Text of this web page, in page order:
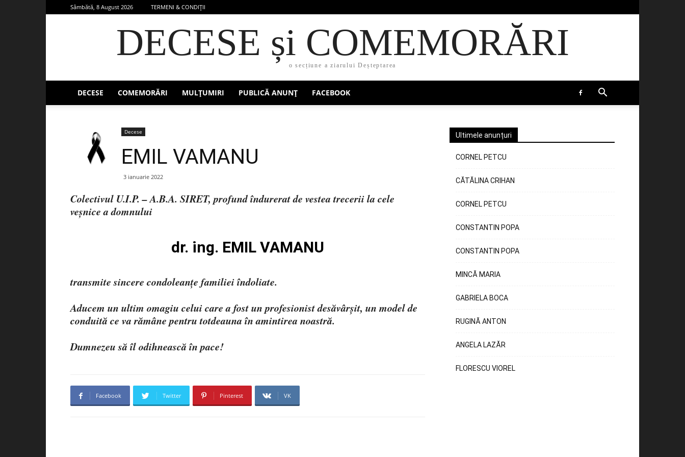
Sâmbătă, 8 August 2026 TERMENI & CONDIȚII
DECESE și COMEMORĂRI
o secțiune a ziarului Deșteptarea
DECESE COMEMORĂRI MULȚUMIRI PUBLICĂ ANUNȚ FACEBOOK
Decese
EMIL VAMANU
3 ianuarie 2022
Colectivul U.I.P. – A.B.A. SIRET, profund îndurerat de vestea trecerii la cele
veșnice a domnului
dr. ing. EMIL VAMANU
transmite sincere condoleanțe familiei îndoliate.
Aducem un ultim omagiu celui care a fost un profesionist desăvârșit, un model de
conduită ce va rămâne pentru totdeauna în amintirea noastră.
Dumnezeu să îl odihnească în pace!
Facebook Twitter Pinterest VK
Ultimele anunțuri
CORNEL PETCU
CĂTĂLINA CRIHAN
CORNEL PETCU
CONSTANTIN POPA
CONSTANTIN POPA
MINCĂ MARIA
GABRIELA BOCA
RUGINĂ ANTON
ANGELA LAZĂR
FLORESCU VIOREL